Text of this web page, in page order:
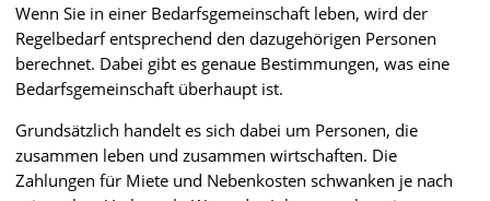
Wenn Sie in einer Bedarfsgemeinschaft leben, wird der
Regelbedarf entsprechend den dazugehörigen Personen
berechnet. Dabei gibt es genaue Bestimmungen, was eine
Bedarfsgemeinschaft überhaupt ist.
Grundsätzlich handelt es sich dabei um Personen, die
zusammen leben und zusammen wirtschaften. Die
Zahlungen für Miete und Nebenkosten schwanken je nach